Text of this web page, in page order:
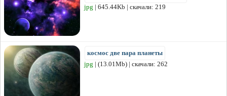
jpg | 645.44Kb | скачали: 219
космос две пара планеты
jpg | (13.01Mb) | скачали: 262